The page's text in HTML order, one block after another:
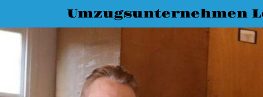
Umzugsunternehmen